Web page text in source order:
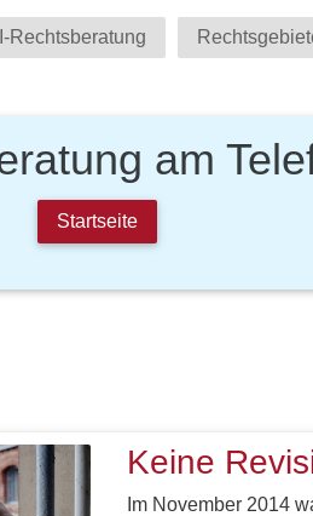
Rechtsberatung
am
Startseite
Keine
Im November 2014